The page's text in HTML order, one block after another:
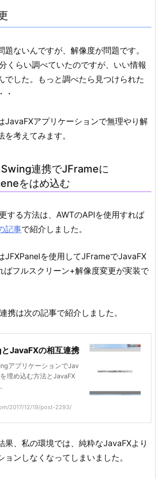
題ないんですが、解像度が問題です。
くらい調べていたのですが、いい情報
でした。もっと調べたら見つけられた
・
JavaFXアプリケーションで無理やり解
考えてみます。
連携でJFrameに
をはめ込む
する方法は、AWTのAPIを使用すれば
記事で紹介しました。
JFXPanelを使用してJFrameでJavaFX
ばフルスクリーン+解像度変更が実装で
携は次の記事で紹介しました。
JavaFXの相互連携
アプリケーションでJav
埋め込む方法とJavaFX
2017/12/19/post-2293/
果、私の環境では、純粋なJavaFXより
ョンしなくなってしまいました。